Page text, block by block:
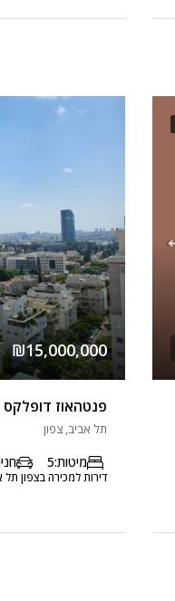
₪15,000,000
פנטהאוז
תל אביב, צפון
מיטות:5
דירות למכירה בצפון